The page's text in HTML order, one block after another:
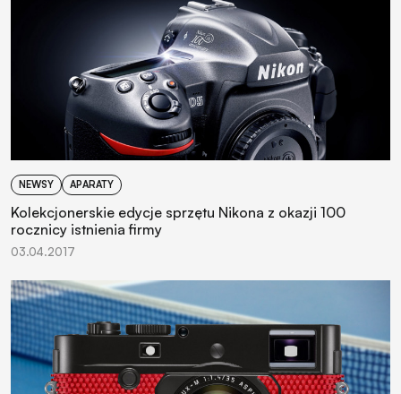
NEWSY APARATY
Kolekcjonerskie edycje sprzętu Nikona z okazji 100
rocznicy istnienia firmy
03.04.2017